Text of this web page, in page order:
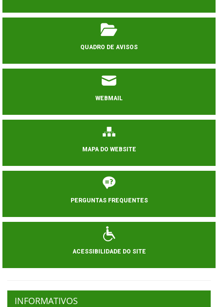
QUADRO DE AVISOS
WEBMAIL
MAPA DO WEBSITE
PERGUNTAS FREQUENTES
ACESSIBILIDADE DO SITE
INFORMATIVOS